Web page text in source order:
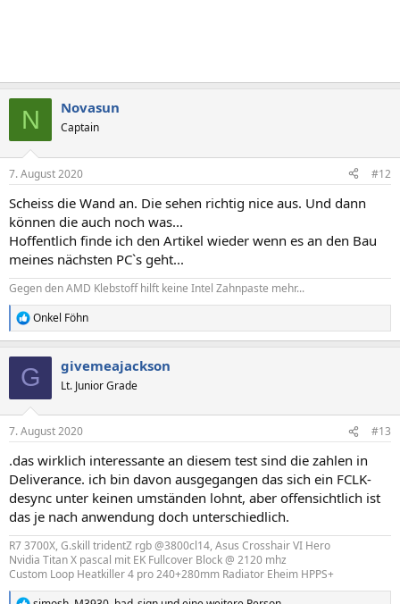
N Novasun
Captain
7. August 2020 #12
Scheiss die Wand an. Die sehen richtig nice aus. Und dann
können die auch noch was...
Hoffentlich finde ich den Artikel wieder wenn es an den Bau
meines nächsten PC`s geht...
Gegen den AMD Klebstoff hilft keine Intel Zahnpaste mehr...
R
e
e
:
Onkel Föhn
G givemeajackson
Lt. Junior Grade
7. August 2020 #13
.das wirklich interessante an diesem test sind die zahlen in
Deliverance. ich bin davon ausgegangen das sich ein FCLK-
desync unter keinen umständen lohnt, aber offensichtlich ist
das je nach anwendung doch unterschiedlich.
R7 3700X, G.skill tridentZ rgb @3800cl14, Asus Crosshair VI Hero
Nvidia Titan X pascal mit EK Fullcover Block @ 2120 mhz
Custom Loop Heatkiller 4 pro 240+280mm Radiator Eheim HPPS+